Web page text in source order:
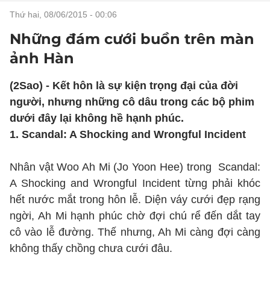
thứ hai, 08/06/2015 - 00:06
Những đám cưới buồn trên màn
ảnh Hàn
(2Sao) - Kết hôn là sự kiện trọng đại của đời
người, nhưng những cô dâu trong các bộ phim
dưới đây lại không hề hạnh phúc.
1. Scandal: A Shocking and Wrongful Incident
Nhân vật Woo Ah Mi (Jo Yoon Hee) trong Scandal:
A Shocking and Wrongful Incident từng phải khóc
hết nước mắt trong hôn lễ. Diện váy cưới đẹp rạng
ngời, Ah Mi hạnh phúc chờ đợi chú rể đến dắt tay
cô vào lễ đường. Thế nhưng, Ah Mi càng đợi càng
không thấy chồng chưa cưới đâu.